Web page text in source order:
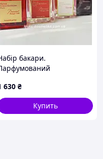
бакари.
Мейсон Франсіс
4×30мл
630 ₴
Купить